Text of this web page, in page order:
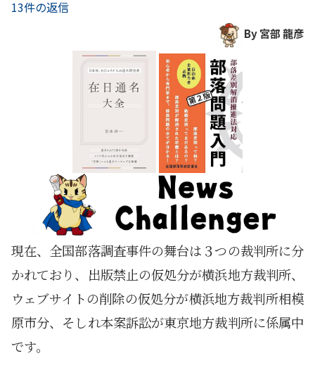
13件の返信
By 宮部 龍彦
現在、全国部落調査事件の舞台は３つの裁判所に分
かれており、出版禁止の仮処分が横浜地方裁判所、
ウェブサイトの削除の仮処分が横浜地方裁判所相模
原市分、そしれ本案訴訟が東京地方裁判所に係属中
です。